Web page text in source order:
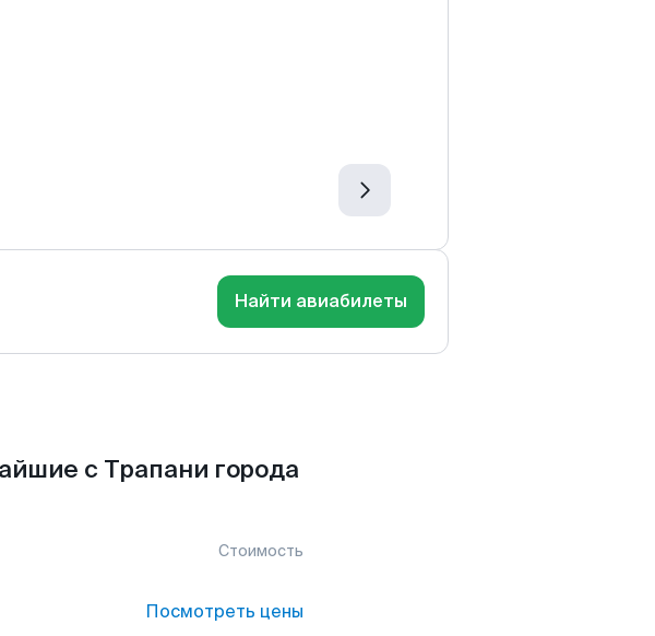
Найти авиабилеты
с Трапани города
Стоимость
Посмотреть цены